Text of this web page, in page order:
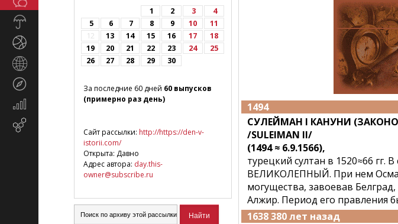
Экономика
маркетинг
1 2 3
4
5
6 7 8 9 10
11
12
13 14 15 16 17
18
19
20 21 22 23 24
25
26
27 28 29 30
За последние 60 дней 60 выпусков
(примерно раз день)
Сайт рассылки: http://https://den-v-
istorii.com/
Открыта: Давно
Адрес автора: day.this-
owner@subscribe.ru
1494
СУЛЕЙМАН I КАНУНИ
/SULEIMAN II/
(1494 ≈ 6.9.1566),
турецкий султан в 1520≈66
ВЕЛИКОЛЕПНЫЙ. При нем
могущества, завоевав
Алжир. Период его правления
1638 380 лет назад